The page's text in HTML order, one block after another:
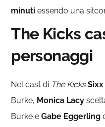
minuti essendo una
The Kicks
personaggi
Nel cast di The Kicks
Burke, Monica Lacy
Burke eGabe Eggerling